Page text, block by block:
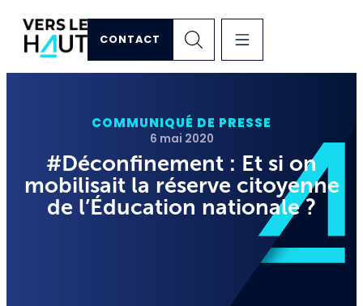
CONTACT
COMMUNIQUÉ DE PRESSE
6 mai 2020
#Déconfinement : Et si on
mobilisait la réserve citoyenne
de l’Éducation nationale ?